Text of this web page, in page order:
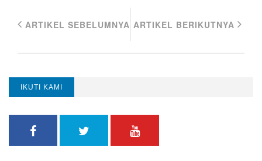
ARTIKEL SEBELUMNYA ARTIKEL BERIKUTNYA
IKUTI KAMI